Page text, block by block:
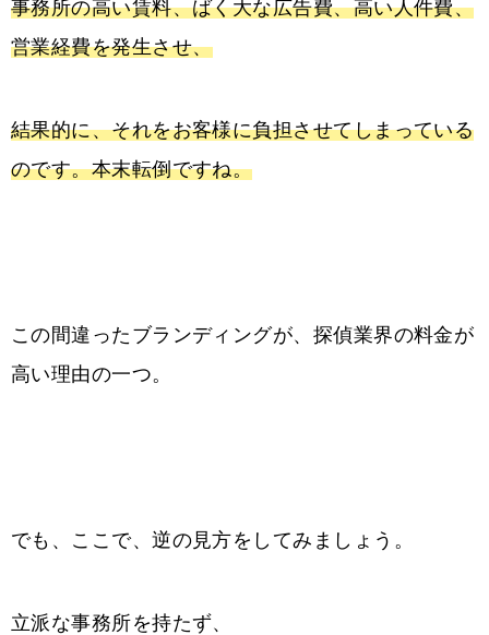
事務所の高い賃料、ばく大な広告費、高い人件費、
営業経費を発生させ、
結果的に、それをお客様に負担させてしまっている
のです。本末転倒ですね。
この間違ったブランディングが、探偵業界の料金が
高い理由の一つ。
でも、ここで、逆の見方をしてみましょう。
立派な事務所を持たず、